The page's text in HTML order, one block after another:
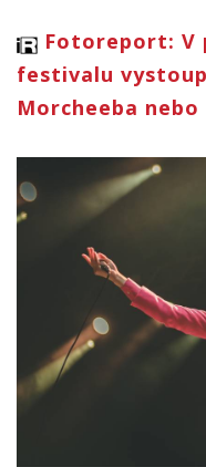
Fotoreport: V
festivalu
Morcheeba